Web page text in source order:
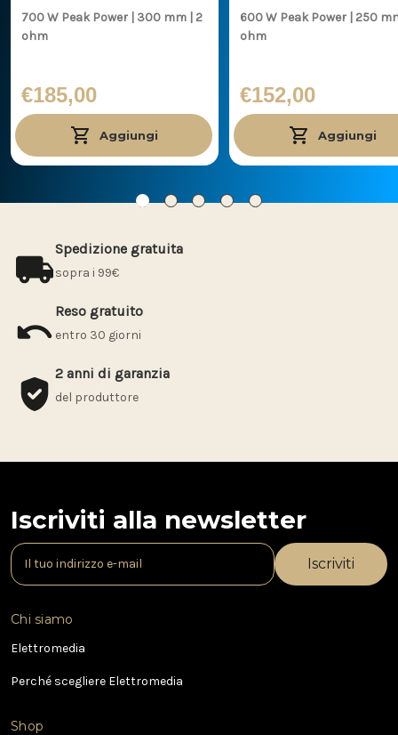
700 W Peak Power | 300 mm | 2
ohm
€185,00
Aggiungi
600 W Peak Power | 250 mm | 4
ohm
€152,00
Aggiungi
Spedizione gratuita
sopra i 99€
Reso gratuito
entro 30 giorni
2 anni di garanzia
del produttore
Iscriviti alla newsletter
I
n
r
i
z
e
Chi siamo
Elettromedia
Perché scegliere Elettromedia
Shop